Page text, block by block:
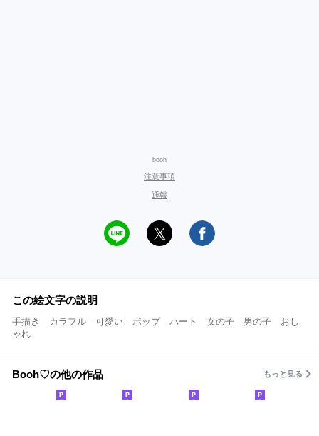
booh
注意事項
通報
この絵文字の説明
手描き カラフル 可愛い ポップ ハート 女の子 男の子 おし
ゃれ
Booh♡の他の作品 もっと見る